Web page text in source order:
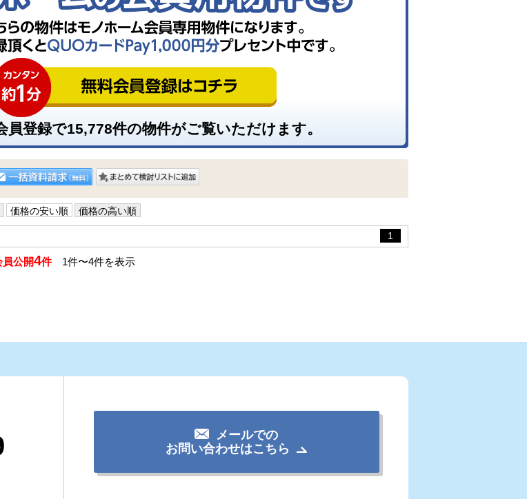
員登録で15,778件の物件がご覧いただけます。
価格の安い順 価格の高い順
1
員公開4件1件〜4件を表示
メールでの
お問い合わせはこちら